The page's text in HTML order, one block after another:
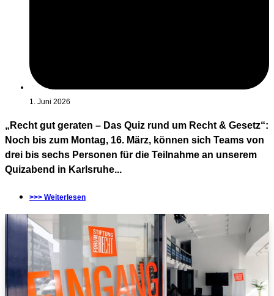
1. Juni 2026
„Recht gut geraten – Das Quiz rund um Recht & Gesetz“:
Noch bis zum Montag, 16. März, können sich Teams von
drei bis sechs Personen für die Teilnahme an unserem
Quizabend in Karlsruhe...
>>> Weiterlesen